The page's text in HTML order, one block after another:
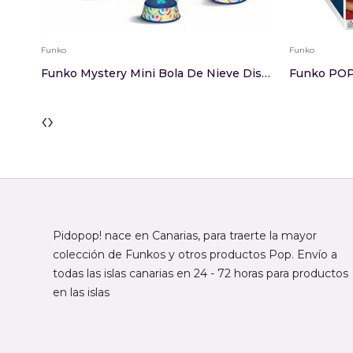
Funko
Funko Mystery Mini Bola De Nieve Disney Pixar S...
Funko
‹›
Pidopop! nace en Canarias, para traerte la mayor
colección de Funkos y otros productos Pop. Envío a
todas las islas canarias en 24 - 72 horas para productos
en las islas